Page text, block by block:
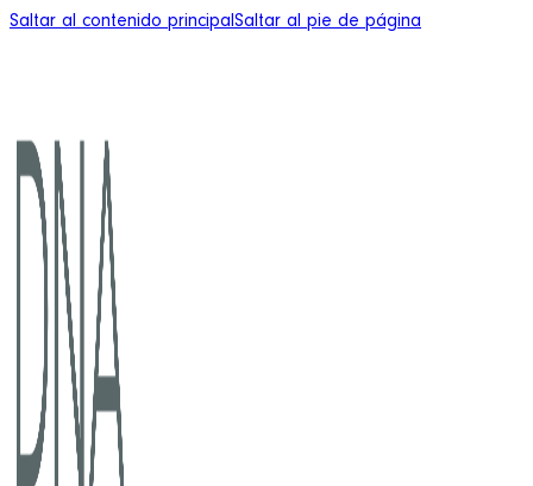
Saltar al contenido principalSaltar al pie de página